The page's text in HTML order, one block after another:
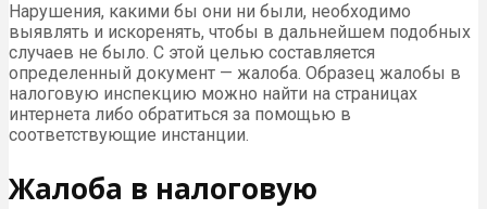
Нарушения, какими бы они ни были, необходимо
выявлять и искоренять, чтобы в дальнейшем подобных
случаев не было. С этой целью составляется
определенный документ — жалоба. Образец жалобы в
налоговую инспекцию можно найти на страницах
интернета либо обратиться за помощью в
соответствующие инстанции.
Жалоба в налоговую